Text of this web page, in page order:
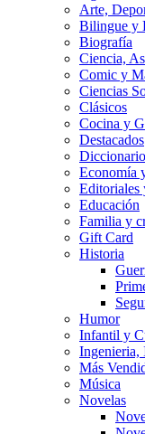
Arte,
Bilingue y
Biografía
Ciencia,
Comic y
Ciencias
Clásicos
Cocina y
Destacados
Economía
Editoriales
Educación
Familia y
Gift Card
Historia
Humor
Infantil y
Ingenieria,
Más
Música
Novelas